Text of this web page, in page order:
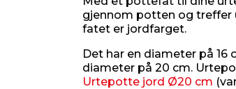
gjennom potten og treffer
fatet er jordfarget.
Det har en diameter på
diameter på 20 cm.
Urtepotte jord Ø20 cm